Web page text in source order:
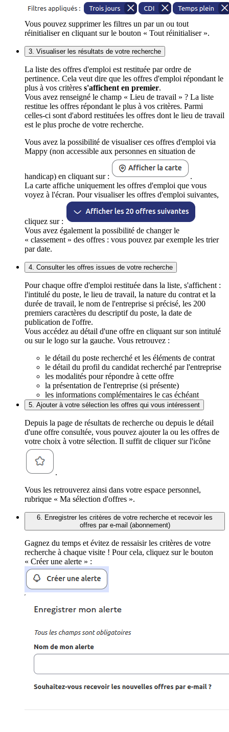
Vous pouvez supprimer les filtres un par un ou tout
réinitialiser en cliquant sur le bouton « Tout réinitialiser ».
3. Visualiser les résultats de votre recherche
La liste des offres d'emploi est restituée par ordre de
pertinence. Cela veut dire que les offres d'emploi répondant le
plus à vos critères s'affichent en premier.
Vous avez renseigné le champ « Lieu de travail » ? La liste
restitue les offres répondant le plus à vos critères. Parmi
celles-ci sont d'abord restituées les offres dont le lieu de travail
est le plus proche de votre recherche.
Vous avez la possibilité de visualiser ces offres d'emploi via
Mappy (non accessible aux personnes en situation de
handicap) en cliquant sur :
.
La carte affiche uniquement les offres d'emploi que vous
voyez à l'écran. Pour visualiser les offres d'emploi suivantes,
cliquez sur :
Vous avez également la possibilité de changer le
« classement » des offres : vous pouvez par exemple les trier
par date.
4. Consulter les offres issues de votre recherche
Pour chaque offre d'emploi restituée dans la liste, s'affichent :
l'intitulé du poste, le lieu de travail, la nature du contrat et la
durée de travail, le nom de l'entreprise si précisé, les 200
premiers caractères du descriptif du poste, la date de
publication de l'offre.
Vous accédez au détail d'une offre en cliquant sur son intitulé
ou sur le logo sur la gauche. Vous retrouvez :
le détail du poste recherché et les éléments de contrat
le détail du profil du candidat recherché par l'entreprise
les modalités pour répondre à cette offre
la présentation de l'entreprise (si présente)
les informations complémentaires le cas échéant
5. Ajouter à votre sélection les offres qui vous intéressent
Depuis la page de résultats de recherche ou depuis le détail
d'une offre consultée, vous pouvez ajouter la ou les offres de
votre choix à votre sélection. Il suffit de cliquer sur l'icône
.
Vous les retrouverez ainsi dans votre espace personnel,
rubrique « Ma sélection d'offres ».
6. Enregistrer les critères de votre recherche et recevoir les
offres par e-mail (abonnement)
Gagnez du temps et évitez de ressaisir les critères de votre
recherche à chaque visite ! Pour cela, cliquez sur le bouton
« Créer une alerte » :